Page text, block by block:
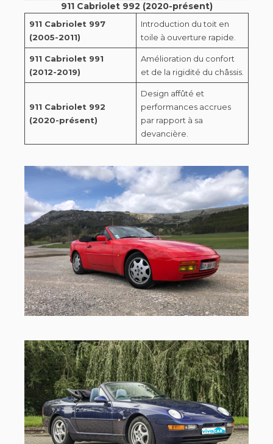
911 Cabriolet 992 (2020-présent)
911 Cabriolet 997
(2005-2011)
Introduction du toit en
toile à ouverture rapide.
911 Cabriolet 991
(2012-2019)
Amélioration du confort
et de la rigidité du châssis.
911 Cabriolet 992
(2020-présent)
Design affûté et
performances accrues
par rapport à sa
devancière.